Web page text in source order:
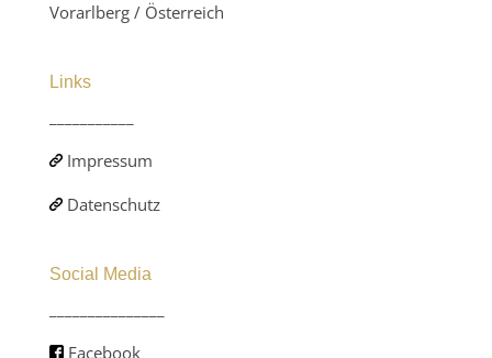
Vorarlberg / Österreich
Links
Impressum
Datenschutz
Social Media
Facebook